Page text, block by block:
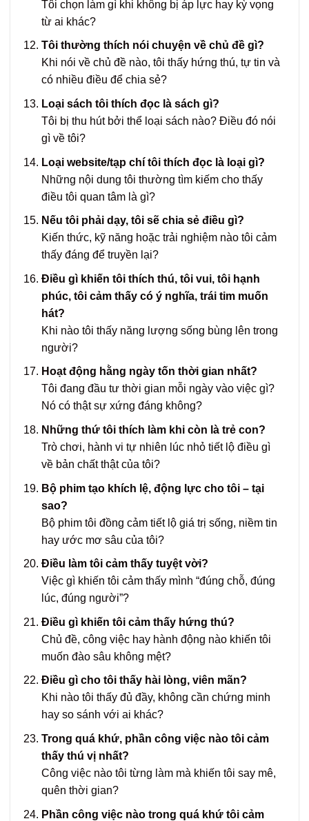
Tôi chọn làm gì khi không bị áp lực hay kỳ vọng
từ ai khác?
Tôi thường thích nói chuyện về chủ đề gì?
Khi nói về chủ đề nào, tôi thấy hứng thú, tự tin và
có nhiều điều để chia sẻ?
Loại sách tôi thích đọc là sách gì?
Tôi bị thu hút bởi thể loại sách nào? Điều đó nói
gì về tôi?
Loại website/tạp chí tôi thích đọc là loại gì?
Những nội dung tôi thường tìm kiếm cho thấy
điều tôi quan tâm là gì?
Nếu tôi phải dạy, tôi sẽ chia sẻ điều gì?
Kiến thức, kỹ năng hoặc trải nghiệm nào tôi cảm
thấy đáng để truyền lại?
Điều gì khiến tôi thích thú, tôi vui, tôi hạnh
phúc, tôi cảm thấy có ý nghĩa, trái tim muốn
hát?
Khi nào tôi thấy năng lượng sống bùng lên trong
người?
Hoạt động hằng ngày tốn thời gian nhất?
Tôi đang đầu tư thời gian mỗi ngày vào việc gì?
Nó có thật sự xứng đáng không?
Những thứ tôi thích làm khi còn là trẻ con?
Trò chơi, hành vi tự nhiên lúc nhỏ tiết lộ điều gì
về bản chất thật của tôi?
Bộ phim tạo khích lệ, động lực cho tôi – tại
sao?
Bộ phim tôi đồng cảm tiết lộ giá trị sống, niềm tin
hay ước mơ sâu của tôi?
Điều làm tôi cảm thấy tuyệt vời?
Việc gì khiến tôi cảm thấy mình “đúng chỗ, đúng
lúc, đúng người”?
Điều gì khiến tôi cảm thấy hứng thú?
Chủ đề, công việc hay hành động nào khiến tôi
muốn đào sâu không mệt?
Điều gì cho tôi thấy hài lòng, viên mãn?
Khi nào tôi thấy đủ đầy, không cần chứng minh
hay so sánh với ai khác?
Trong quá khứ, phần công việc nào tôi cảm
thấy thú vị nhất?
Công việc nào tôi từng làm mà khiến tôi say mê,
quên thời gian?
Phần công việc nào trong quá khứ tôi cảm